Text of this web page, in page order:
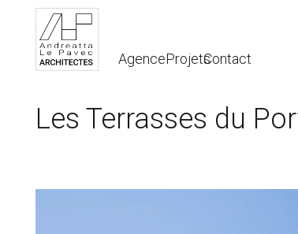
AgenceProjetsContact
Les Terrasses du